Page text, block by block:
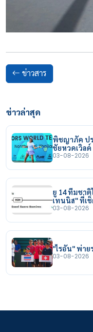
ข่าวสาร
ข่าวล่าสุด
พิชญาภัค ป
ชัยหวดเวิล
03-08-2026
ยู 14 ทีมชา
เทนนิส" ที่เ
03-08-2026
"ไรอัน" พ่าย
03-08-2026